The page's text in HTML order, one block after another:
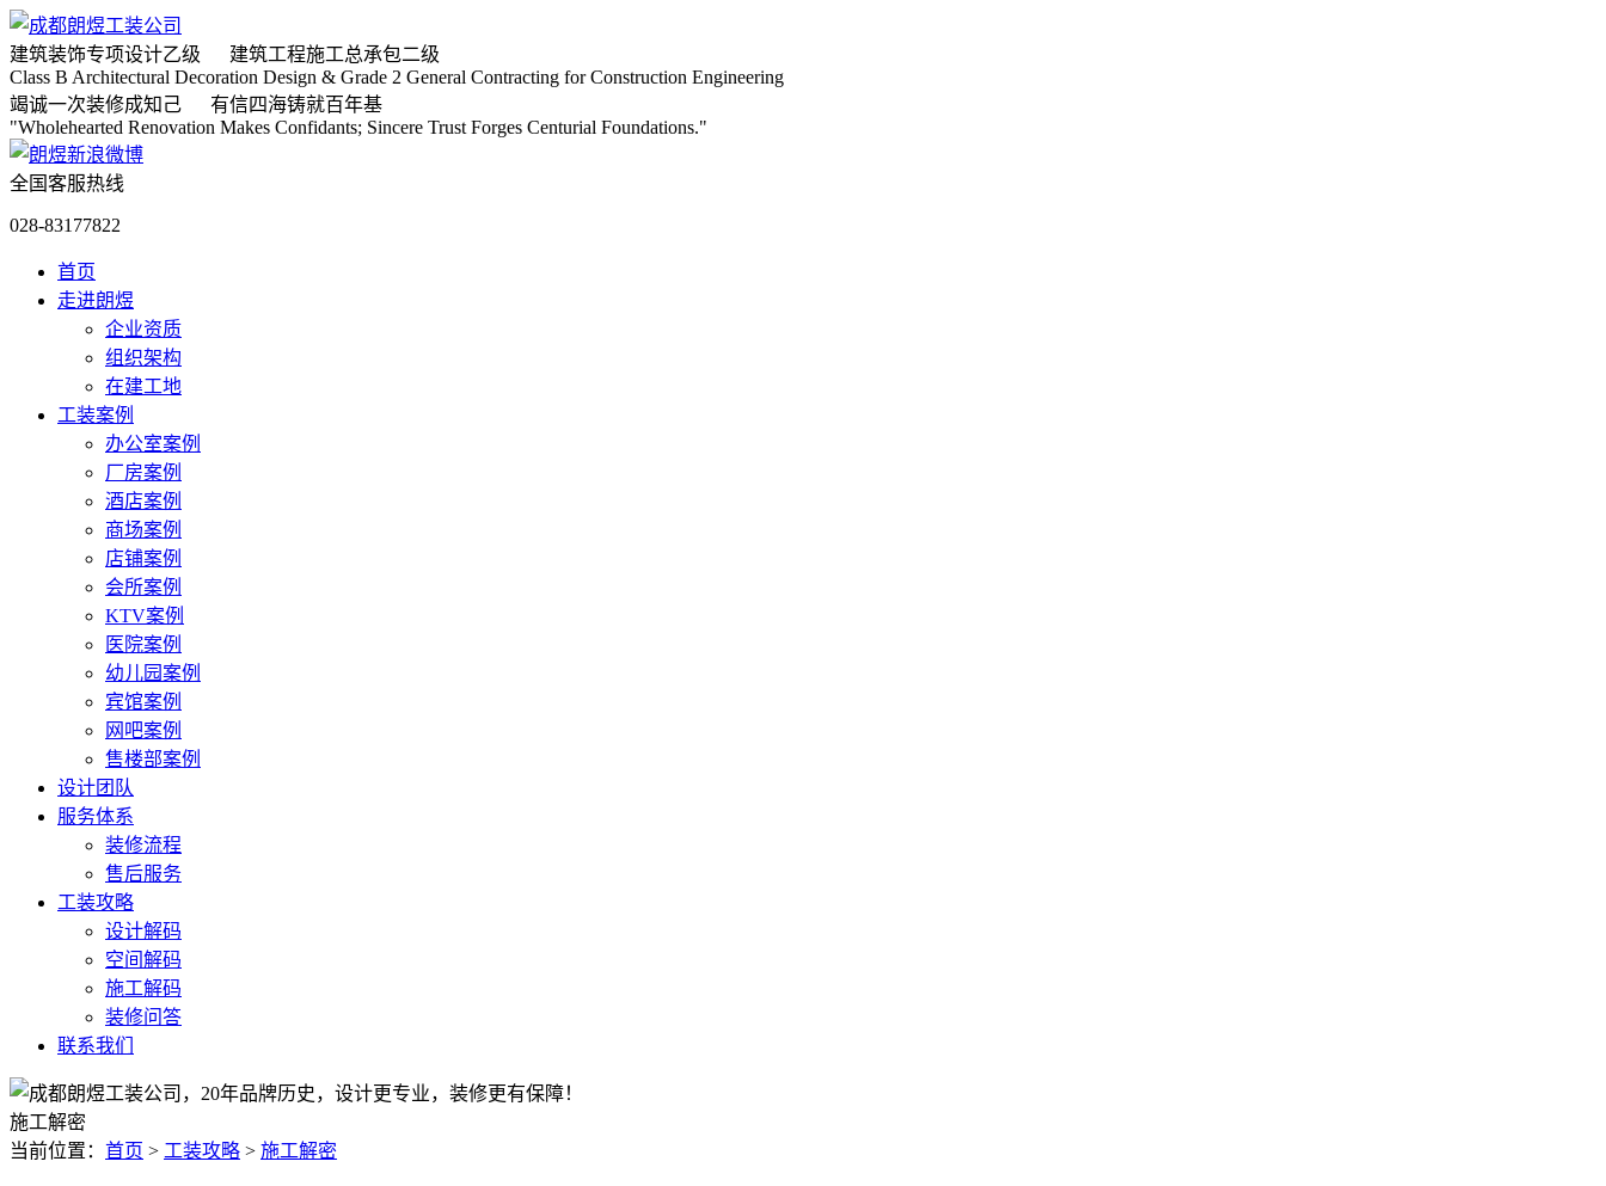
建筑装饰专项设计乙级 建筑工程施工总承包二级
Class B Architectural Decoration Design & Grade 2 General Contracting for Construction Engineering
竭诚一次装修成知己 有信四海铸就百年基
"Wholehearted Renovation Makes Confidants; Sincere Trust Forges Centurial Foundations."
全国客服热线
028-83177822
首页
走进朗煜
企业资质
组织架构
在建工地
工装案例
办公室案例
厂房案例
酒店案例
商场案例
店铺案例
会所案例
KTV案例
医院案例
幼儿园案例
宾馆案例
网吧案例
售楼部案例
设计团队
服务体系
装修流程
售后服务
工装攻略
设计解码
空间解码
施工解码
装修问答
联系我们
施工解密
当前位置： 首页 > 工装攻略 > 施工解密